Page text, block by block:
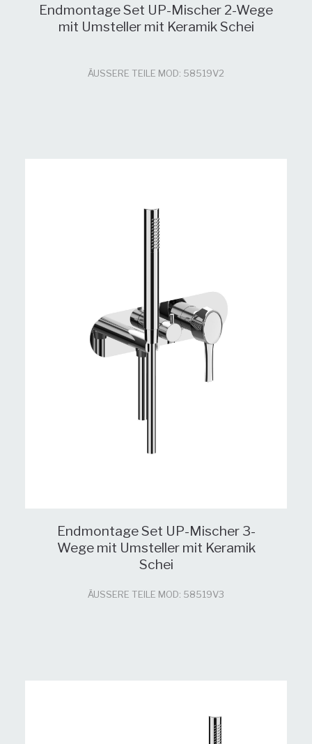
Endmontage Set UP-Mischer 2-Wege
mit Umsteller mit Keramik Schei
ÄUSSERE TEILE MOD: 58519V2
Endmontage Set UP-Mischer 3-
Wege mit Umsteller mit Keramik
Schei
ÄUSSERE TEILE MOD: 58519V3